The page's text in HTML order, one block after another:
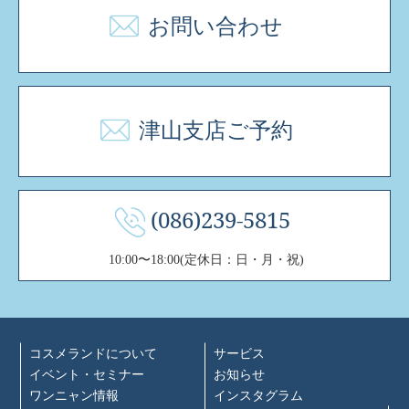
お問い合わせ
津山支店ご予約
(086)239-5815
10:00〜18:00(定休日：日・月・祝)
コスメランドについて
サービス
イベント・セミナー
お知らせ
ワンニャン情報
インスタグラム